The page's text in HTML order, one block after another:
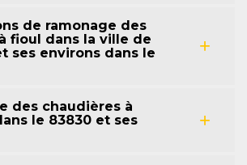
de ramonage des
fioul dans la ville de
ses environs dans le
des chaudières à
le 83830 et ses